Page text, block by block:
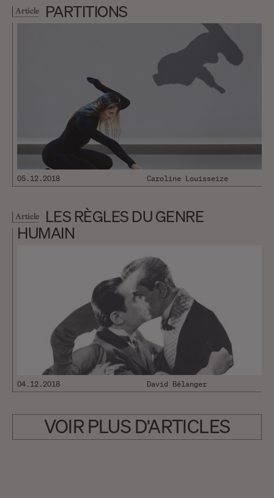
Article PARTITIONS
05.12.2018 Caroline Louisseize
Article
LES RÈGLES DU GENRE
HUMAIN
04.12.2018 David Bélanger
VOIR PLUS D’ARTICLES